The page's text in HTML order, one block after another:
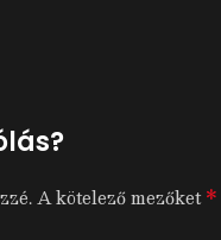
A kötelező mezőket*